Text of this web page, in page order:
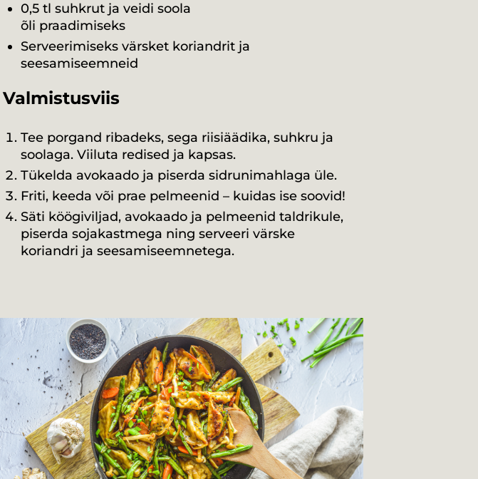
0,5 tl suhkrut ja veidi soola
õli praadimiseks
Serveerimiseks värsket koriandrit ja
seesamiseemneid
Valmistusviis
Tee porgand ribadeks, sega riisiäädika, suhkru ja
soolaga. Viiluta redised ja kapsas.
Tükelda avokaado ja piserda sidrunimahlaga üle.
Friti, keeda või prae pelmeenid – kuidas ise soovid!
Säti köögiviljad, avokaado ja pelmeenid taldrikule,
piserda sojakastmega ning serveeri värske
koriandri ja seesamiseemnetega.